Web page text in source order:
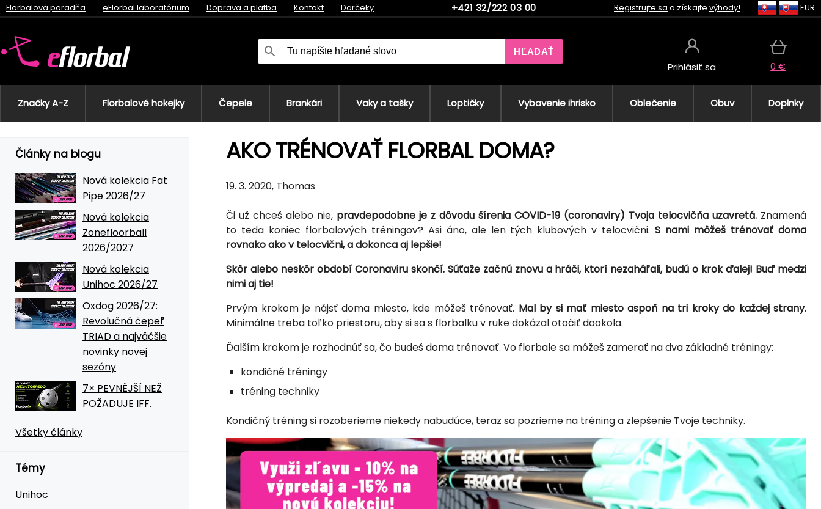
Florbalová poradňa eFlorbal laboratórium Doprava a platba Kontakt Darčeky +421 32/222 03 00 Registrujte sa a získajte výhody! EUR
HĽADAŤ
Prihlásiť sa 0 €
Značky A-Z Florbalové hokejky Čepele Brankári Vaky a tašky Loptičky Vybavenie ihrisko Oblečenie Obuv Doplnky
Články na blogu
Nová kolekcia Fat
Pipe 2026/27
Nová kolekcia
Zonefloorball
2026/2027
Nová kolekcia
Unihoc 2026/27
Oxdog 2026/27:
Revolučná čepeľ
TRIAD a najväčšie
novinky novej
sezóny
7× PEVNĚJŠÍ NEŽ
POŽADUJE IFF.
Všetky články
Témy
Unihoc
AKO TRÉNOVAŤ FLORBAL DOMA?
19. 3. 2020, Thomas
Či už chceš alebo nie, pravdepodobne je z dôvodu šírenia COVID-19 (coronaviry) Tvoja telocvičňa uzavretá. Znamená
to teda koniec florbalových tréningov? Asi áno, ale len tých klubových v telocvični.S nami môžeš trénovať doma
rovnako ako v telocvični, a dokonca aj lepšie!
Skôr alebo neskôr období Coronaviru skončí. Súťaže začnú znovu a hráči, ktorí nezaháľali, budú o krok ďalej! Buď medzi
nimi aj tie!
Prvým krokom je nájsť doma miesto, kde môžeš trénovať. Mal by si mať miesto aspoň na tri kroky do každej strany.
Minimálne treba toľko priestoru, aby si sa s florbalku v ruke dokázal otočiť dookola.
Ďalším krokom je rozhodnúť sa, čo budeš doma trénovať. Vo florbale sa môžeš zamerať na dva základné tréningy:
kondičné tréningy
tréning techniky
Kondičný tréning si rozoberieme niekedy nabudúce, teraz sa pozrieme na tréning a zlepšenie Tvoje techniky.